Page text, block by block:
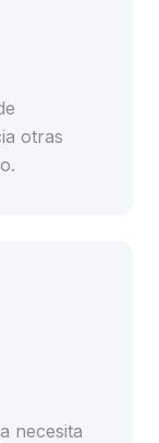
otras
necesita